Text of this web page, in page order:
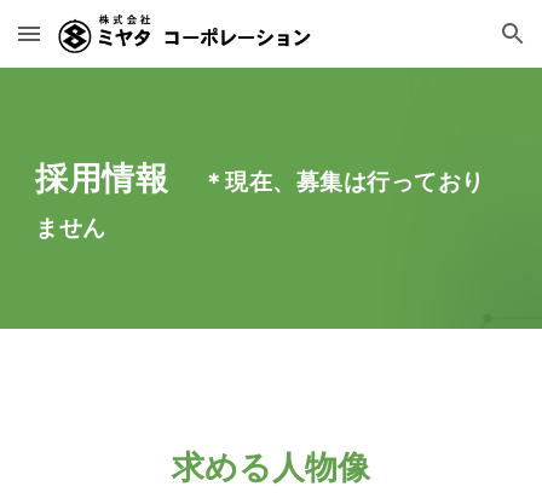
Skip to main content Skip to navigation
採用情報 ＊現在、募集は行っており
ません
求める人物像